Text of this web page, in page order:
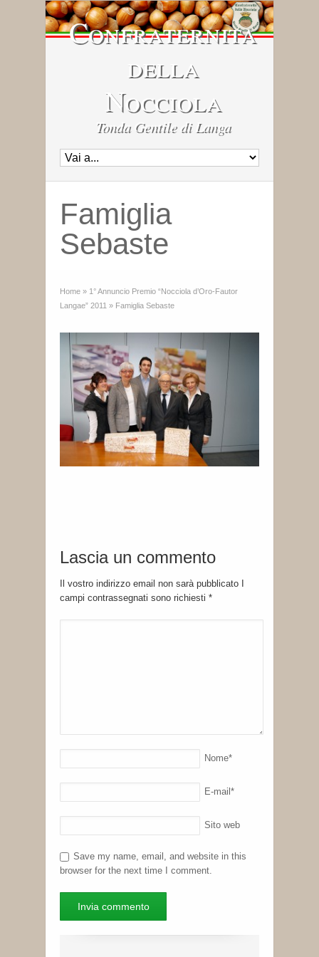
Confraternita
della
Nocciola
Tonda Gentile di Langa
Famiglia
Sebaste
Home » 1° Annuncio Premio “Nocciola d’Oro-Fautor
Langae” 2011 » Famiglia Sebaste
Lascia un commento
Il vostro indirizzo email non sarà pubblicato I
campi contrassegnati sono richiesti *
Nome*
E-mail *
Sito web
Save my name, email, and website in this
browser for the next time I comment.